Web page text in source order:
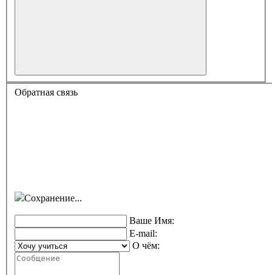
Обратная связь
Сохранение...
Ваше Имя:
E-mail:
О чём: